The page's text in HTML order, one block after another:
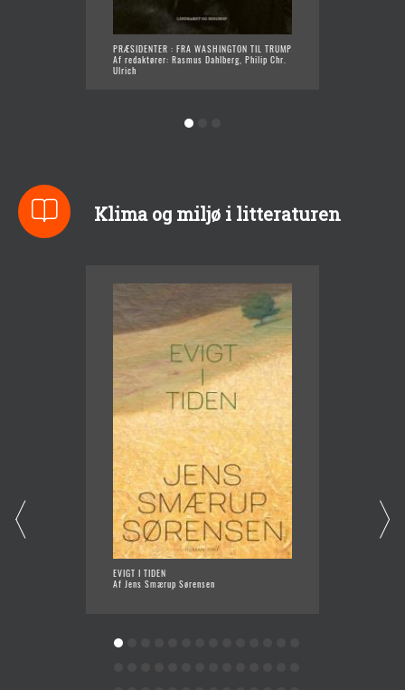
PRÆSIDENTER : FRA WASHINGTON TIL TRUMP
Af redaktører: Rasmus Dahlberg, Philip Chr.
Ulrich
Klima og miljø i litteraturen
EVIGT I TIDEN
Af Jens Smærup Sørensen